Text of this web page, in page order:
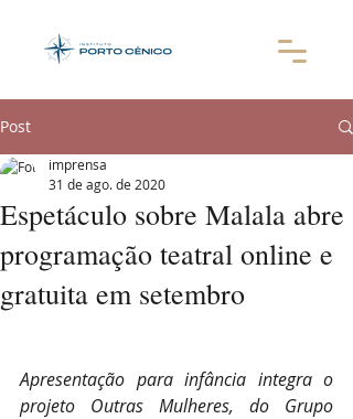
Post
Espetáculo sobre Malala abre
programação teatral online e
gratuita em setembro
imprensa
31 de ago. de 2020
Apresentação para infância integra o
projeto Outras Mulheres, do Grupo